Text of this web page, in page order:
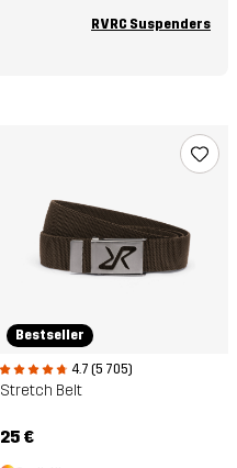
RVRC Suspenders
Bestseller
4.7 (5 705)
Stretch Belt
25 €